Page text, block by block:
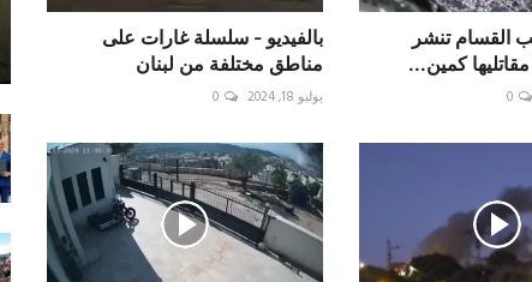
القسام تنشر
كمين...
0
بالفيديو - سلسلة غارات على
مناطق مختلفة من لبنان
يوليو 18, 2024 0